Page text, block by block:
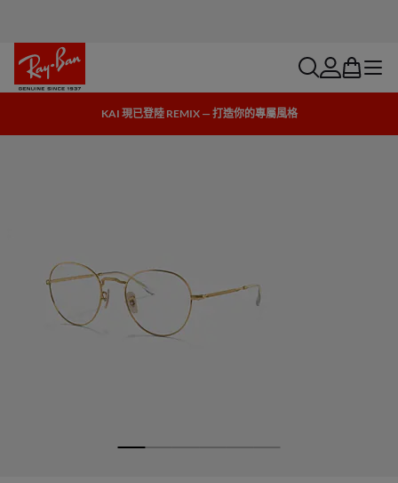
searchaccount
bag menu
KAI 現已登陸 REMIX — 打造你的專屬風格